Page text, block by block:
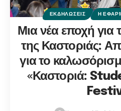
ΕΚΔΗΛΏΣΕΙΣ Η
Μια νέα εποχή για
της Καστοριάς:
για το
«Καστοριά: